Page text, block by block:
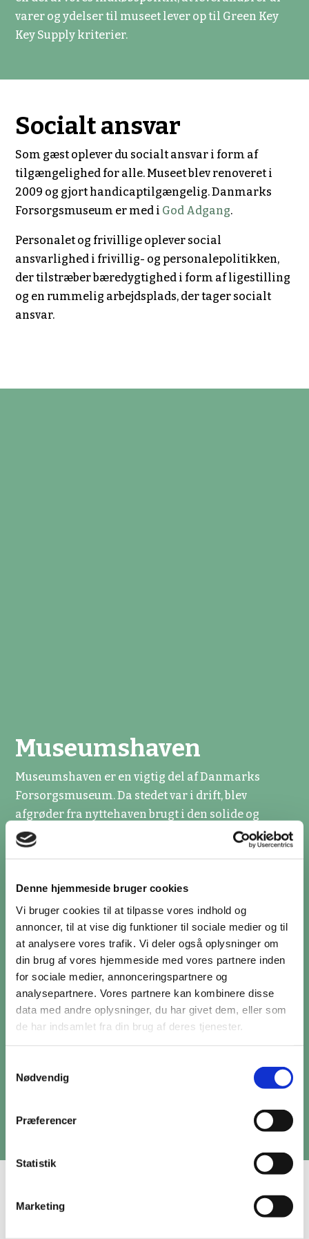
Denne hjemmeside bruger cookies
Vi bruger cookies til at tilpasse vores indhold og
annoncer, til at vise dig funktioner til sociale medier og til
at analysere vores trafik. Vi deler også oplysninger om
din brug af vores hjemmeside med vores partnere inden
for sociale medier, annonceringspartnere og
analysepartnere. Vores partnere kan kombinere disse
data med andre oplysninger, du har givet dem, eller som
de har indsamlet fra din brug af deres tjenester.
Nødvendig
Præferencer
Statistik
Marketing
varer og ydelser til museet lever op til Green Key
Key Supply kriterier.
Socialt ansvar
Som gæst oplever du socialt ansvar i form af
tilgængelighed for alle. Museet blev renoveret i
2009 og gjort handicaptilgængelig.Danmarks
Forsorgsmuseum er med i God Adgang.
Personalet og frivillige oplever social
ansvarlighed i frivillig- og personalepolitikken,
der tilstræber bæredygtighed i form af ligestilling
og en rummelig arbejdsplads, der tager socialt
ansvar.
Museumshaven
Museumshaven er en vigtig del af Danmarks
Forsorgsmuseum. Da stedet var i drift, blev
afgrøder fra nyttehaven brugt i den solide og
nærende kostplan. Haven blev passet af indlagte
på Fattiggården.
I dag passes nytte- og prydhaven af
Gennem hårdt arbejde, sammenhold og masser af
kaffe får de grøntsagerne til at vokse og haven til
at blomstre.
De dyrker haven – som altid – uden brug af kunstig
vanding, gødning eller gift. Nogle af afgrøderne,
f.eks. kartofler, gulerødder og løg, videregives til
Hver efterår kommer de forbi museet med deres
grøntsagssuppe for museets gæster.
Autencitet
Museets tekniske afdeling sørger løbende for